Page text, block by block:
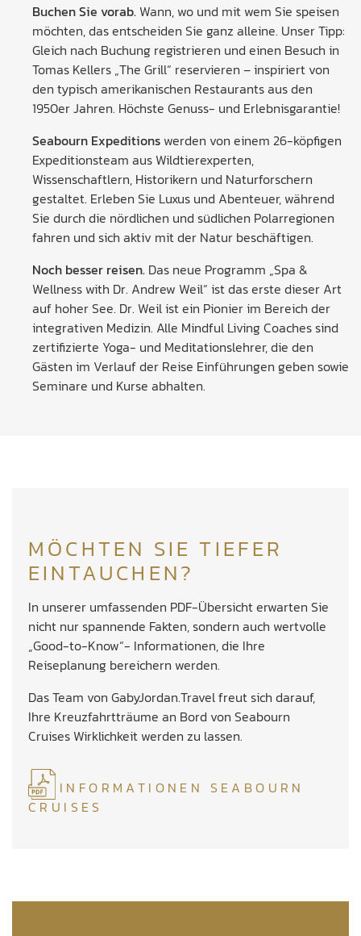
Buchen Sie vorab. Wann, wo und mit wem Sie speisen
möchten, das entscheiden Sie ganz alleine. Unser Tipp:
Gleich nach Buchung registrieren und einen Besuch in
Tomas Kellers „The Grill“ reservieren – inspiriert von
den typisch amerikanischen Restaurants aus den
1950er Jahren. Höchste Genuss- und Erlebnisgarantie!
Seabourn Expeditions werden von einem 26-köpfigen
Expeditionsteam aus Wildtierexperten,
Wissenschaftlern, Historikern und Naturforschern
gestaltet. Erleben Sie Luxus und Abenteuer, während
Sie durch die nördlichen und südlichen Polarregionen
fahren und sich aktiv mit der Natur beschäftigen.
Noch besser reisen. Das neue Programm „Spa &
Wellness with Dr. Andrew Weil“ ist das erste dieser Art
auf hoher See. Dr. Weil ist ein Pionier im Bereich der
integrativen Medizin. Alle Mindful Living Coaches sind
zertifizierte Yoga- und Meditationslehrer, die den
Gästen im Verlauf der Reise Einführungen geben sowie
Seminare und Kurse abhalten.
MÖCHTEN SIE TIEFER
EINTAUCHEN?
In unserer umfassenden PDF-Übersicht erwarten Sie
nicht nur spannende Fakten, sondern auch wertvolle
„Good-to-Know“- Informationen, die Ihre
Reiseplanung bereichern werden.
Das Team von GabyJordan.Travel freut sich darauf,
Ihre Kreuzfahrtträume an Bord von Seabourn
Cruises Wirklichkeit werden zu lassen.
INFORMATIONEN SEABOURN
CRUISES